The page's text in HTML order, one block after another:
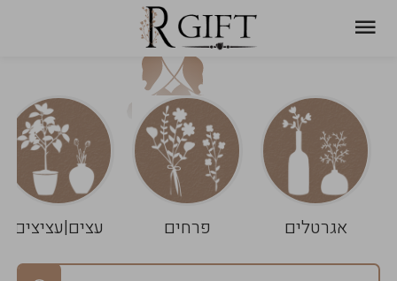
אגרטלים פרחים עצים|עציצים
עגלת
שלך
ניקוי
הסל